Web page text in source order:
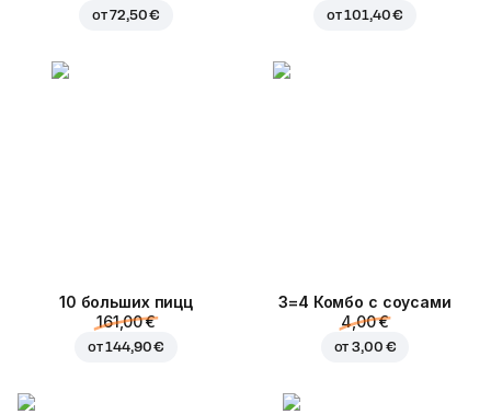
от72,50 € от101,40 €
10 больших пицц
161,00 €
от144,90 €
3=4 Комбо с соусами
4,00 €
от3,00 €